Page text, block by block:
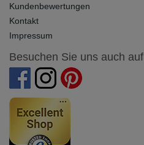
Kundenbewertungen
Kontakt
Impressum
Besuchen Sie uns auch auf